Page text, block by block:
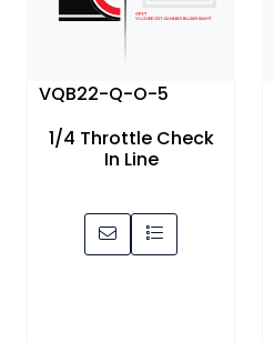
VQB22-Q-O-5
1/4 Throttle Check
In Line
Annet